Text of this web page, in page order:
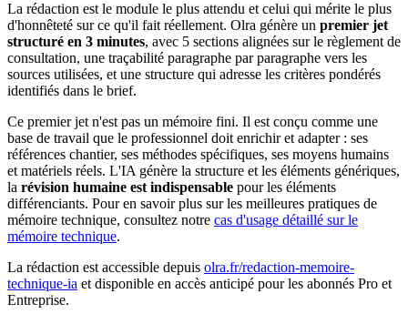
La rédaction est le module le plus attendu et celui qui mérite le plus
d'honnêteté sur ce qu'il fait réellement. Olra génère un premier jet
structuré en 3 minutes, avec 5 sections alignées sur le règlement de
consultation, une traçabilité paragraphe par paragraphe vers les
sources utilisées, et une structure qui adresse les critères pondérés
identifiés dans le brief.
Ce premier jet n'est pas un mémoire fini. Il est conçu comme une
base de travail que le professionnel doit enrichir et adapter : ses
références chantier, ses méthodes spécifiques, ses moyens humains
et matériels réels. L'IA génère la structure et les éléments génériques,
la révision humaine est indispensable pour les éléments
différenciants. Pour en savoir plus sur les meilleures pratiques de
mémoire technique, consultez notre cas d'usage détaillé sur le
mémoire technique.
La rédaction est accessible depuis olra.fr/redaction-memoire-
technique-ia et disponible en accès anticipé pour les abonnés Pro et
Entreprise.